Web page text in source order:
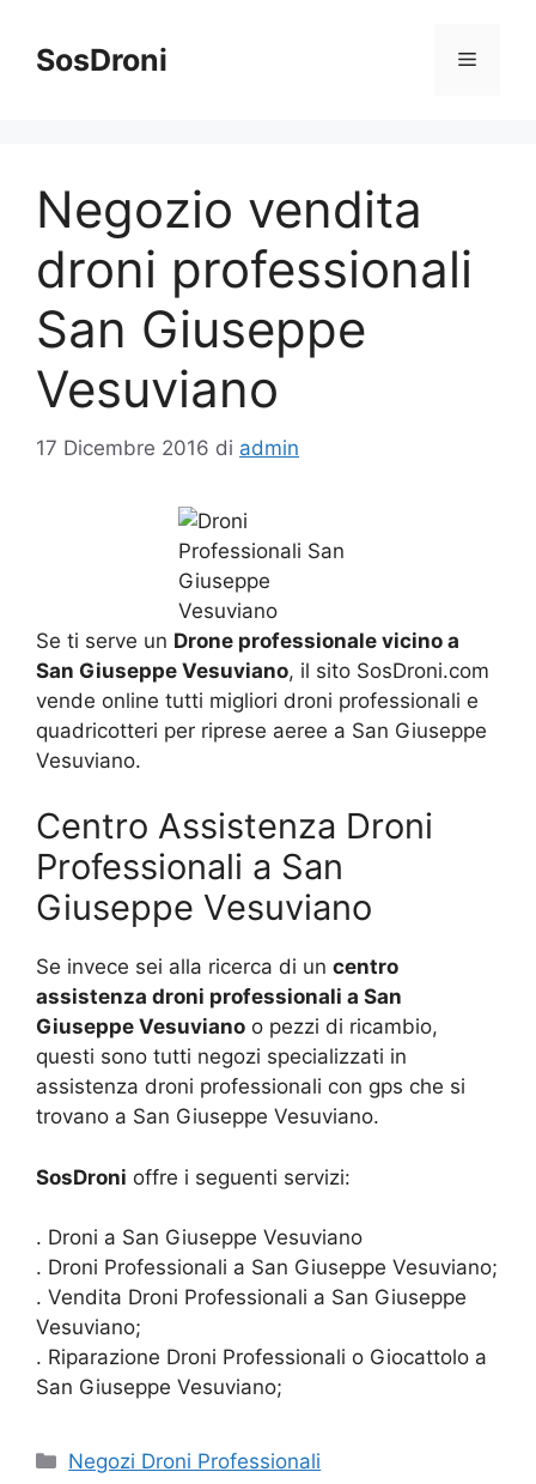
contenuto
SosDroni Menu
Negozio vendita
droni professionali
San Giuseppe
Vesuviano
17 Dicembre 2016 di admin
Se ti serve un Drone professionale vicino a
San Giuseppe Vesuviano, il sito SosDroni.com
vende online tutti migliori droni professionali e
quadricotteri per riprese aeree a San Giuseppe
Vesuviano.
Centro Assistenza Droni
Professionali a San
Giuseppe Vesuviano
Se invece sei alla ricerca di un centro
assistenza droni professionali a San
Giuseppe Vesuviano o pezzi di ricambio,
questi sono tutti negozi specializzati in
assistenza droni professionali con gps che si
trovano a San Giuseppe Vesuviano.
SosDroni offre i seguenti servizi:
. Droni a San Giuseppe Vesuviano
. Droni Professionali a San Giuseppe Vesuviano;
. Vendita Droni Professionali a San Giuseppe
Vesuviano;
. Riparazione Droni Professionali o Giocattolo a
San Giuseppe Vesuviano;
Categorie
Negozi Droni Professionali